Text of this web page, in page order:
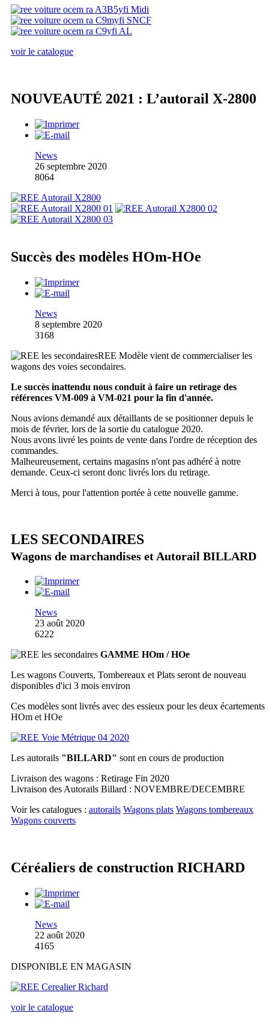
voir le catalogue
NOUVEAUTÉ 2021 : L’autorail X-2800
News
26 septembre 2020
8064
Succès des modèles HOm-HOe
News
8 septembre 2020
3168
REE Modèle vient de commercialiser les
wagons des voies secondaires.
Le succès inattendu nous conduit à faire un retirage des
références VM-009 à VM-021 pour la fin d'année.
Nous avions demandé aux détaillants de se positionner depuis le
mois de février, lors de la sortie du catalogue 2020.
Nous avons livré les points de vente dans l'ordre de réception des
commandes.
Malheureusement, certains magasins n'ont pas adhéré à notre
demande. Ceux-ci seront donc livrés lors du retirage.
Merci à tous, pour l'attention portée à cette nouvelle gamme.
LES SECONDAIRES
Wagons de marchandises et Autorail BILLARD
News
23 août 2020
6222
GAMME HOm / HOe
Les wagons Couverts, Tombereaux et Plats seront de nouveau
disponibles d'ici 3 mois environ
Ces modèles sont livrés avec des essieux pour les deux écartements
HOm et HOe
Les autorails "BILLARD" sont en cours de production
Livraison des wagons : Retirage Fin 2020
Livraison des Autorails Billard : NOVEMBRE/DECEMBRE
Voir les catalogues : autorails Wagons plats Wagons tombereaux
Wagons couverts
Céréaliers de construction RICHARD
News
22 août 2020
4165
DISPONIBLE EN MAGASIN
voir le catalogue